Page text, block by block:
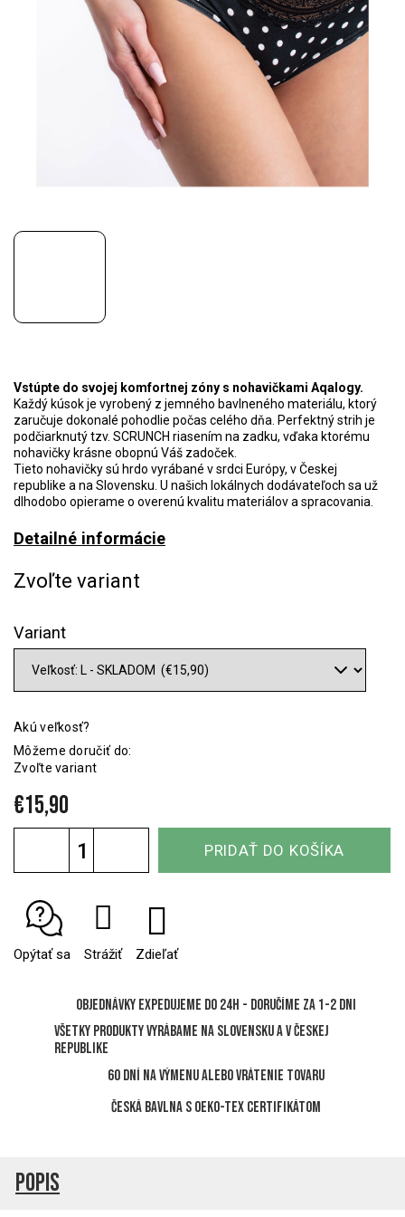
€15,90
Zvoľte variant
Variant
Akú veľkosť?
Môžeme doručiť do:
Zvoľte variant
PRIDAŤ DO KOŠÍKA
Vstúpte do svojej komfortnej zóny s nohavičkami Aqalogy.
Každý kúsok je vyrobený z jemného bavlneného materiálu, ktorý
zaručuje dokonalé pohodlie počas celého dňa. Perfektný strih je
podčiarknutý tzv. SCRUNCH riasením na zadku, vďaka ktorému
nohavičky krásne obopnú Váš zadoček.
Tieto nohavičky sú hrdo vyrábané v srdci Európy, v Českej
republike a na Slovensku. U našich lokálnych dodávateľoch sa už
dlhodobo opierame o overenú kvalitu materiálov a spracovania.
Detailné informácie
Opýtať sa Strážiť Zdieľať
Objednávky expedujeme do 24h - Doručíme za 1-2 dni
Všetky produkty vyrábame na Slovensku a v Českej
republike
60 dní na výmenu alebo vrátenie tovaru
Česká bavlna s OEKO-TEX certifikátom
Popis